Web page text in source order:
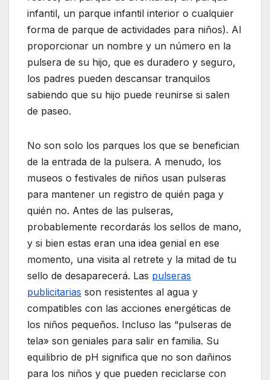
infantil, un parque infantil interior o cualquier
forma de parque de actividades para niños). Al
proporcionar un nombre y un número en la
pulsera de su hijo, que es duradero y seguro,
los padres pueden descansar tranquilos
sabiendo que su hijo puede reunirse si salen
de paseo.
No son solo los parques los que se benefician
de la entrada de la pulsera. A menudo, los
museos o festivales de niños usan pulseras
para mantener un registro de quién paga y
quién no. Antes de las pulseras,
probablemente recordarás los sellos de mano,
y si bien estas eran una idea genial en ese
momento, una visita al retrete y la mitad de tu
sello de desaparecerá. Las pulseras
publicitarias son resistentes al agua y
compatibles con las acciones energéticas de
los niños pequeños. Incluso las “pulseras de
tela» son geniales para salir en familia. Su
equilibrio de pH significa que no son dañinos
para los niños y que pueden reciclarse con